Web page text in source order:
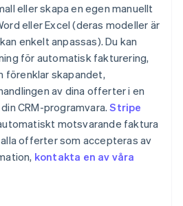
eller skapa en egen manuellt
eller Excel (deras modeller är
enkelt anpassas). Du kan
för automatisk fakturering,
förenklar skapandet,
av dina offerter i en
CRM-programvara.Stripe
motsvarande faktura
offerter som accepteras av
kontakta en av våra